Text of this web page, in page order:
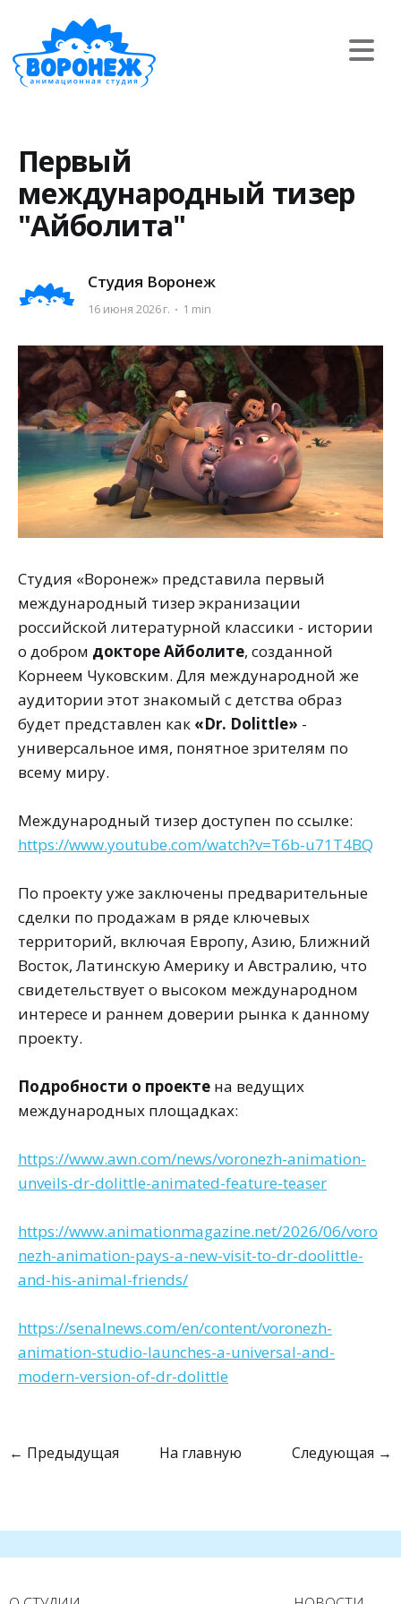
Первый
международный тизер
"Айболита"
Студия Воронеж
16 июня 2026 г. 1 min
Студия «Воронеж» представила первый
международный тизер экранизации
российской литературной классики - истории
о добром докторе Айболите, созданной
Корнеем Чуковским. Для международной же
аудитории этот знакомый с детства образ
будет представлен как «Dr. Dolittle» -
универсальное имя, понятное зрителям по
всему миру.
Международный тизер доступен по ссылке:
https://www.youtube.com/watch?v=T6b-u71T4BQ
По проекту уже заключены предварительные
сделки по продажам в ряде ключевых
территорий, включая Европу, Азию, Ближний
Восток, Латинскую Америку и Австралию, что
свидетельствует о высоком международном
интересе и раннем доверии рынка к данному
проекту.
Подробности о проекте на ведущих
международных площадках:
https://www.awn.com/news/voronezh-animation-
unveils-dr-dolittle-animated-feature-teaser
https://www.animationmagazine.net/2026/06/voro
nezh-animation-pays-a-new-visit-to-dr-doolittle-
and-his-animal-friends/
https://senalnews.com/en/content/voronezh-
animation-studio-launches-a-universal-and-
modern-version-of-dr-dolittle
← Предыдущая На главную Следующая →